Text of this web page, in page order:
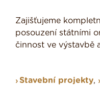
Zajišťujeme
posouzení státními
činnost ve výstavbě
Stavební projekty,